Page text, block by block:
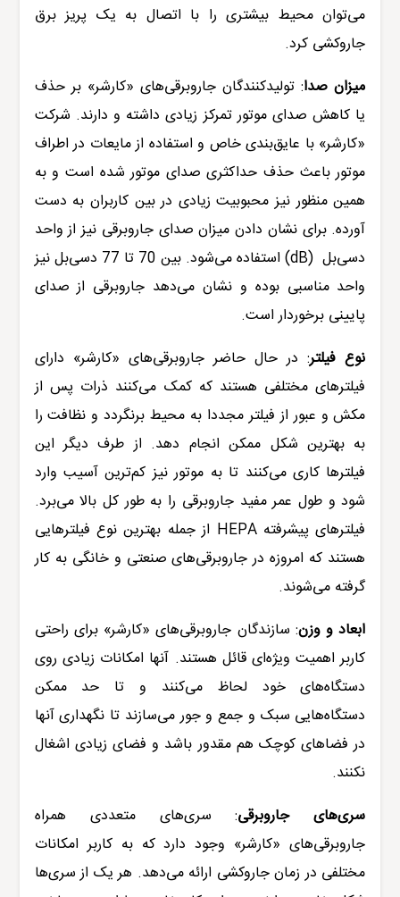
می‌توان محیط بیشتری را با اتصال به یک پریز برق
جاروکشی کرد.
میزان صدا:تولیدکنندگان جاروبرقی‌های «کارشر» بر حذف
یا کاهش صدای موتور تمرکز زیادی داشته‌ و دارند. شرکت
«کارشر» با عایق‌بندی خاص و استفاده از مایعات در اطراف
موتور باعث حذف حداکثری صدای موتور شده است و به
همین منظور نیز محبوبیت زیادی در بین کاربران به دست
آورده. برای نشان دادن میزان صدای جاروبرقی نیز از واحد
دسی‌بل (dB)
استفاده می‌شود. بین 70 تا 77 دسی‌بل نیز
واحد مناسبی بوده و نشان می‌دهد جاروبرقی از صدای
پایینی برخوردار است.
نوع فیلتر: در حال حاضر جاروبرقی‌های «کارشر» دارای
فیلترهای مختلفی هستند که کمک می‌کنند ذرات پس از
مکش و عبور از فیلتر مجددا به محیط برنگردد و نظافت را
به بهترین شکل ممکن انجام دهد. از طرف دیگر این
فیلترها کاری می‌کنند تا به موتور نیز کم‌ترین آسیب وارد
شود و طول عمر مفید جاروبرقی را به طور کل بالا می‌برد.
فیلترهای پیشرفتهHEPA از جمله بهترین نوع فیلترهایی
هستند که امروزه در جاروبرقی‌های صنعتی و خانگی به کار
گرفته می‌شوند.
ابعاد و وزن: سازندگان جاروبرقی‌های «کارشر» برای راحتی
کاربر اهمیت ویژه‌ای قائل هستند. آنها امکانات زیادی روی
دستگاه‌های خود لحاظ می‌کنند و تا حد ممکن
دستگاه‌هایی سبک و جمع و جور می‌سازند تا نگهداری آنها
در فضاهای کوچک هم مقدور باشد و فضای زیادی اشغال
نکنند.
سری‌های جاروبرقی:سری‌های متعددی همراه
جاروبرقی‌های «کارشر» وجود دارد که به کاربر امکانات
مختلفی در زمان جاروکشی ارائه می‌دهد. هر یک از سری‌ها